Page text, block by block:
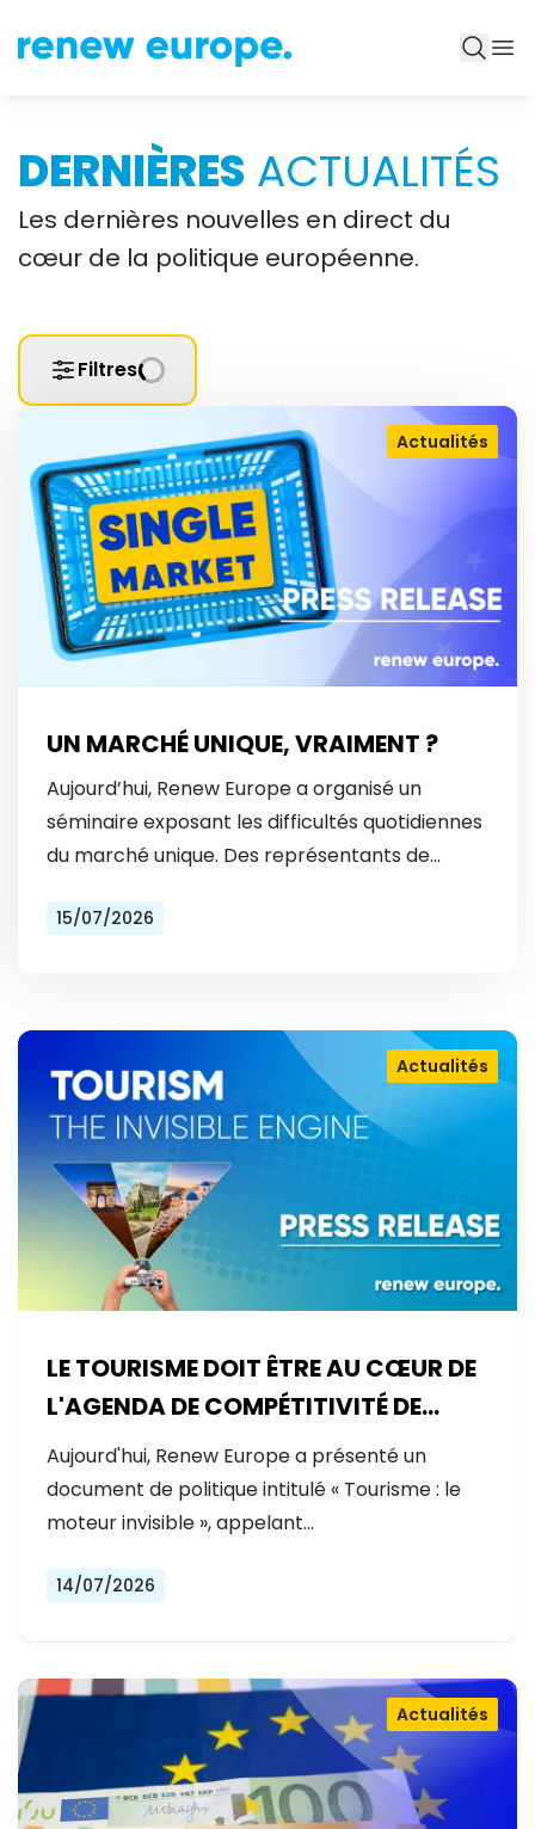
DERNIÈRES ACTUALITÉS
Les dernières nouvelles en direct du
cœur de la politique européenne.
Filtres
Actualités
UN MARCHÉ UNIQUE, VRAIMENT ?
Aujourd’hui, Renew Europe a organisé un
séminaire exposant les difficultés quotidiennes
du marché unique. Des représentants de
auxquels ils font face tous les…
15/07/2026
LE TOURISME DOIT ÊTRE AU CŒUR DE
L'AGENDA DE COMPÉTITIVITÉ DE
L'EUROPE
Actualités
Aujourd'hui, Renew Europe a présenté un
document de politique intitulé « Tourisme : le
moteur invisible », appelant…
14/07/2026
Actualités